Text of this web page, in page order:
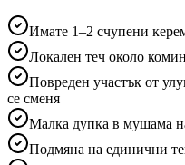
Имате 1–2 счупени
Локален теч около
Повреден участък от
се сменя
Малка дупка в мушама
Подмяна на единични